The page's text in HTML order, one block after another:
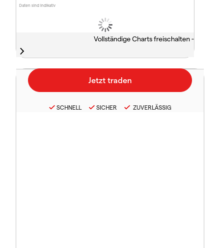
Daten sind indikativ
Vollständige Charts freischalten -
SCHNELL SICHER ZUVERLÄSSIG